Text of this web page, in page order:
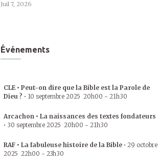
Juil 7, 2026
Événements
CLE • Peut-on dire que la Bible est la Parole de
Dieu ? • 10 septembre 2025 20h00 - 21h30
Arcachon • La naissances des textes fondateurs
• 30 septembre 2025 20h00 - 21h30
RAF • La fabuleuse histoire de la Bible • 29 octobre
2025 22h00 - 23h30